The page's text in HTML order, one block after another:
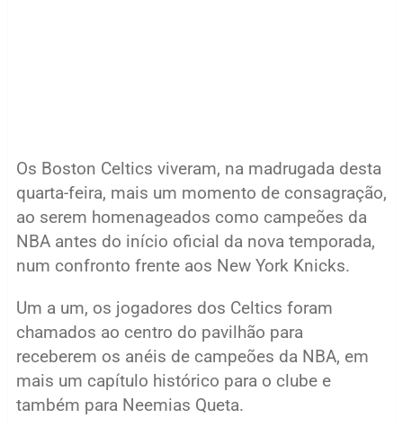
Os Boston Celtics viveram, na madrugada desta
quarta-feira, mais um momento de consagração,
ao serem homenageados como campeões da
NBA antes do início oficial da nova temporada,
num confronto frente aos New York Knicks.
Um a um, os jogadores dos Celtics foram
chamados ao centro do pavilhão para
receberem os anéis de campeões da NBA, em
mais um capítulo histórico para o clube e
também para Neemias Queta.